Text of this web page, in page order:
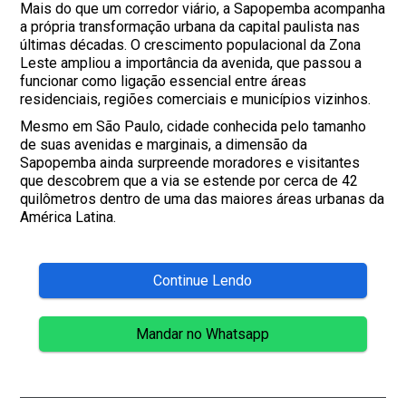
Mais do que um corredor viário, a Sapopemba acompanha
a própria transformação urbana da capital paulista nas
últimas décadas. O crescimento populacional da Zona
Leste ampliou a importância da avenida, que passou a
funcionar como ligação essencial entre áreas
residenciais, regiões comerciais e municípios vizinhos.
Mesmo em São Paulo, cidade conhecida pelo tamanho
de suas avenidas e marginais, a dimensão da
Sapopemba ainda surpreende moradores e visitantes
que descobrem que a via se estende por cerca de 42
quilômetros dentro de uma das maiores áreas urbanas da
América Latina.
Continue Lendo
Mandar no Whatsapp